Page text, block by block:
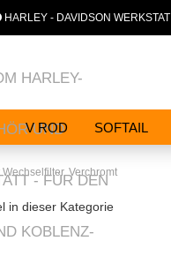
HARLEY - DAVIDSON WERKSTAT
V ROD SOFTAIL
Verchromt
in dieser Kategorie